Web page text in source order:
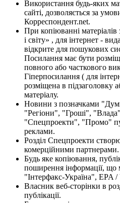
Використання будь-яких
сайті, дозволяється за
Корреспондент.net.
При копіюванні
і світу» , для інтернет -
відкрите для пошукових
Посилання має бути
повного або часткового
Гіперпосилання ( для
розміщена в підзаголовку
матеріалу.
Новини з позначками
"Регіони", "Гроші",
"Спецпроекти", "Промо"
реклами.
Розділ Спецпроекти
комерційними партнерами.
Будь яке копіювання,
поширення інформації, що
"Інтерфакс-Україна", EPA /
Власник веб-сторінки в
публікації.